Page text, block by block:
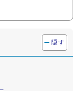
隠す